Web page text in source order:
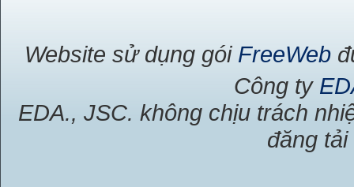
Website sử dụng gói FreeWeb
Công ty
EDA., JSC. không chịu trách
đăng